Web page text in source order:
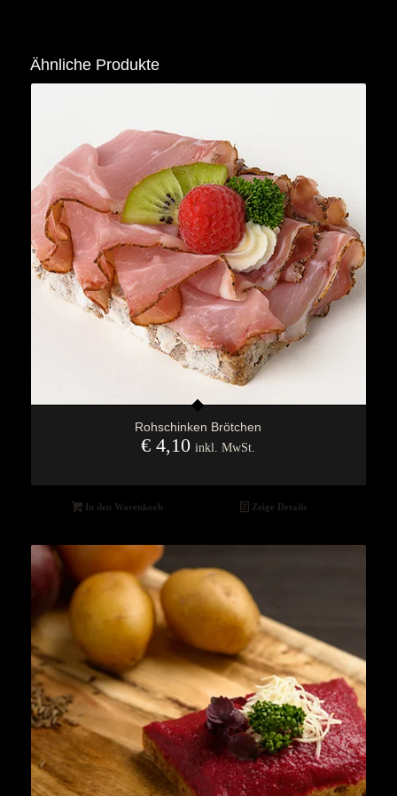
Ähnliche Produkte
Rohschinken Brötchen
€ 4,10 inkl. MwSt.
In den Warenkorb Zeige Details